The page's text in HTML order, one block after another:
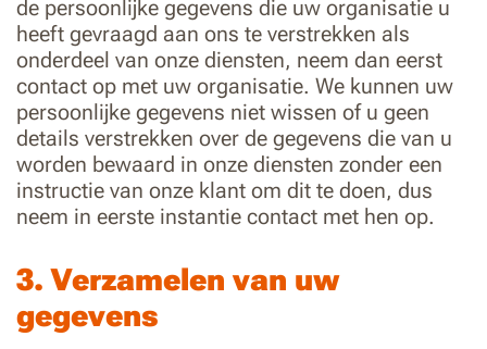
de persoonlijke gegevens die uw organisatie u
heeft gevraagd aan ons te verstrekken als
onderdeel van onze diensten, neem dan eerst
contact op met uw organisatie. We kunnen uw
persoonlijke gegevens niet wissen of u geen
details verstrekken over de gegevens die van u
worden bewaard in onze diensten zonder een
instructie van onze klant om dit te doen, dus
neem in eerste instantie contact met hen op.
3. Verzamelen van uw
gegevens